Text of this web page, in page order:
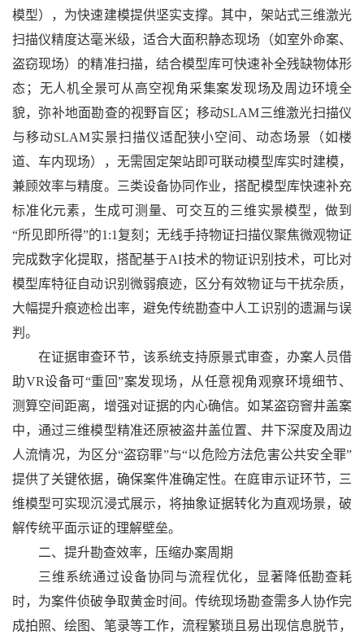
模型），为快速建模提供坚实支撑。其中，架站式三维激光
扫描仪精度达毫米级，适合大面积静态现场（如室外命案、
盗窃现场）的精准扫描，结合模型库可快速补全残缺物体形
态；无人机全景可从高空视角采集案发现场及周边环境全
貌，弥补地面勘查的视野盲区；移动SLAM三维激光扫描仪
与移动SLAM实景扫描仪适配狭小空间、动态场景（如楼
道、车内现场），无需固定架站即可联动模型库实时建模，
兼顾效率与精度。三类设备协同作业，搭配模型库快速补充
标准化元素，生成可测量、可交互的三维实景模型，做到
“所见即所得”的1:1复刻；无线手持物证扫描仪聚焦微观物证
完成数字化提取，搭配基于AI技术的物证识别技术，可比对
模型库特征自动识别微弱痕迹，区分有效物证与干扰杂质，
大幅提升痕迹检出率，避免传统勘查中人工识别的遗漏与误
判。
在证据审查环节，该系统支持原景式审查，办案人员借
助VR设备可“重回”案发现场，从任意视角观察环境细节、
测算空间距离，增强对证据的内心确信。如某盗窃窨井盖案
中，通过三维模型精准还原被盗井盖位置、井下深度及周边
人流情况，为区分“盗窃罪”与“以危险方法危害公共安全罪”
提供了关键依据，确保案件准确定性。在庭审示证环节，三
维模型可实现沉浸式展示，将抽象证据转化为直观场景，破
解传统平面示证的理解壁垒。
二、提升勘查效率，压缩办案周期
三维系统通过设备协同与流程优化，显著降低勘查耗
时，为案件侦破争取黄金时间。传统现场勘查需多人协作完
成拍照、绘图、笔录等工作，流程繁琐且易出现信息脱节，